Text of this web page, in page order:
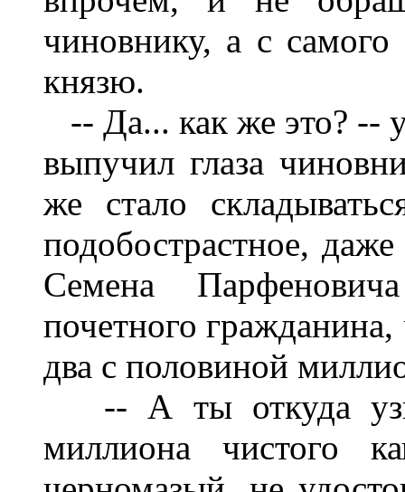
чиновнику, а с самого
князю.
-- Да... как же это? --
выпучил глаза
же стало
подобострастное,
Семена
почетного
два с половиной
-- А ты откуда
миллиона чистого